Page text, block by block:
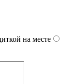
на месте